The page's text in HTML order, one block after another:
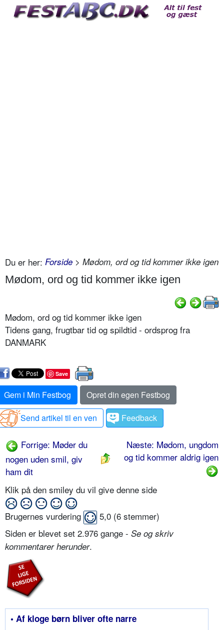
Du er her: Forside > Mødom, ord og tid kommer ikke igen
Mødom, ord og tid kommer ikke igen
Mødom, ord og tid kommer ikke igen
Tidens gang, frugtbar tid og spildtid - ordsprog fra
DANMARK
Save
Gem i Min Festbog
Opret din egen Festbog
Send artikel til en ven
Feedback
Forrige: Møder du
nogen uden smil, giv
ham dit
Næste: Mødom, ungdom
og tid kommer aldrig igen
Klik på den smiley du vil give denne side
Brugernes vurdering 5,0 (6 stemmer)
Siden er blevet set 2.976 gange - Se og skriv
kommentarer herunder.
• Af kloge børn bliver ofte narre